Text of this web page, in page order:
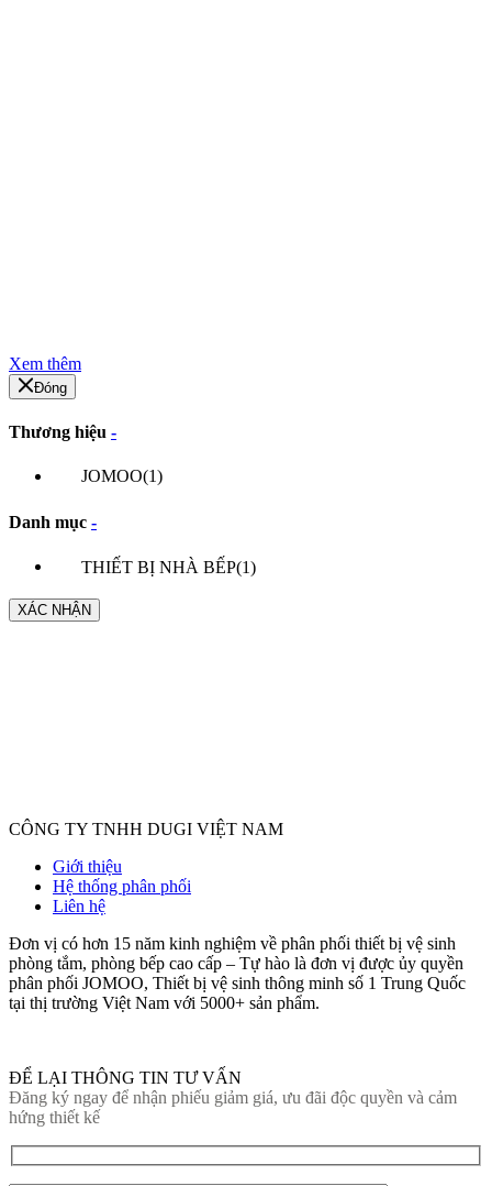
Xem thêm
Đóng
Thương hiệu -
JOMOO(1)
Danh mục -
THIẾT BỊ NHÀ BẾP(1)
XÁC NHẬN
CÔNG TY TNHH DUGI VIỆT NAM
Giới thiệu
Hệ thống phân phối
Liên hệ
Đơn vị có hơn 15 năm kinh nghiệm về phân phối thiết bị vệ sinh
phòng tắm, phòng bếp cao cấp – Tự hào là đơn vị được ủy quyền
phân phối JOMOO, Thiết bị vệ sinh thông minh số 1 Trung Quốc
tại thị trường Việt Nam với 5000+ sản phẩm.
ĐỂ LẠI THÔNG TIN TƯ VẤN
Đăng ký ngay để nhận phiếu giảm giá, ưu đãi độc quyền và cảm
hứng thiết kế